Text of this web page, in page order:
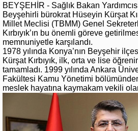
BEYŞEHİR - Sağlık Bakan
Beyşehirli bürokrat Hüseyin Kürşat
Millet Meclisi (TBMM) Genel
Kırbıyık’ın bu önemli göreve
memnuniyetle karşılandı.
1978 yılında Konya’nın Beyşehir
Kürşat Kırbıyık, ilk, orta ve lise
tamamladı. 1999 yılında Ankara
Fakültesi Kamu Yönetimi
meslek hayatına kaymakam vekili